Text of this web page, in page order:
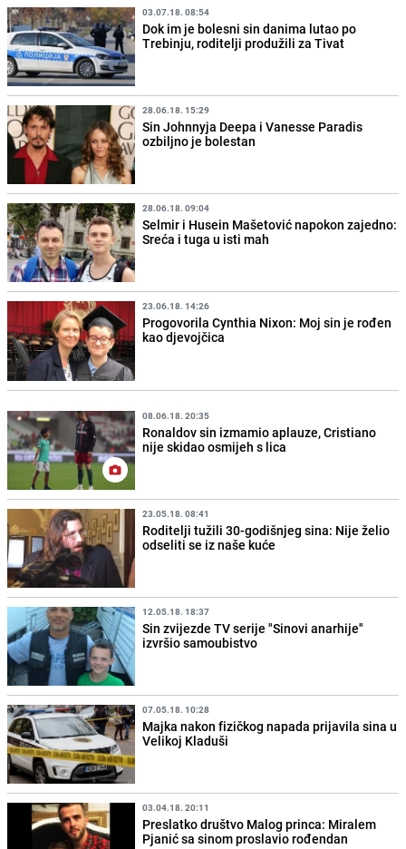
03.07.18. 08:54
Dok im je bolesni sin danima lutao po
Trebinju, roditelji produžili za Tivat
28.06.18. 15:29
Sin Johnnyja Deepa i Vanesse Paradis
ozbiljno je bolestan
28.06.18. 09:04
Selmir i Husein Mašetović napokon zajedno:
Sreća i tuga u isti mah
23.06.18. 14:26
Progovorila Cynthia Nixon: Moj sin je rođen
kao djevojčica
08.06.18. 20:35
Ronaldov sin izmamio aplauze, Cristiano
nije skidao osmijeh s lica
23.05.18. 08:41
Roditelji tužili 30-godišnjeg sina: Nije želio
odseliti se iz naše kuće
12.05.18. 18:37
Sin zvijezde TV serije "Sinovi anarhije"
izvršio samoubistvo
07.05.18. 10:28
Majka nakon fizičkog napada prijavila sina u
Velikoj Kladuši
03.04.18. 20:11
Preslatko društvo Malog princa: Miralem
Pjanić sa sinom proslavio rođendan